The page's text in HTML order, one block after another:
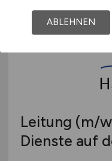
Leitung (m/
Dienste auf
ABLEHNEN